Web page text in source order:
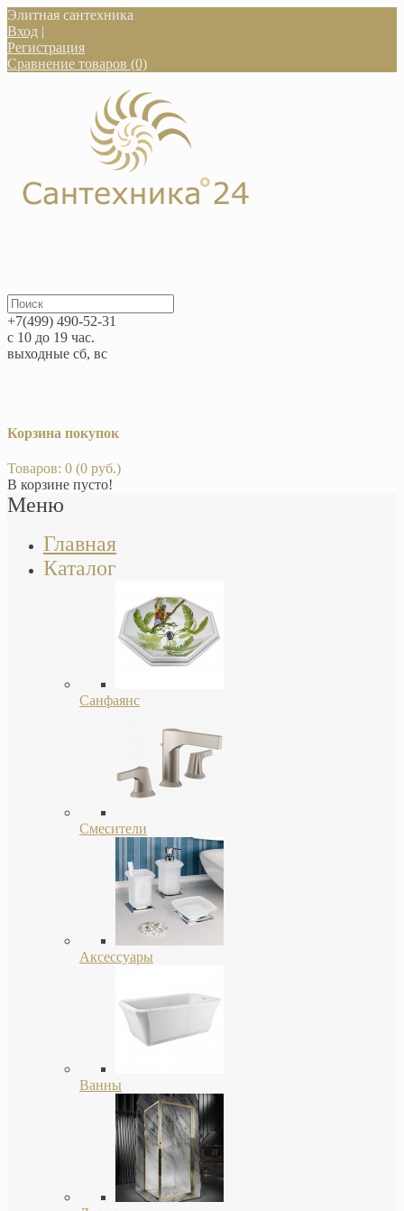
Элитная сантехника
Вход |
Регистрация
Сравнение товаров (0)
+7(499) 490-52-31
с 10 до 19 час.
выходные сб, вс
Корзина покупок
Товаров: 0 (0 руб.)
В корзине пусто!
Меню
Главная
Каталог
Санфаянс
Смесители
Аксессуары
Ванны